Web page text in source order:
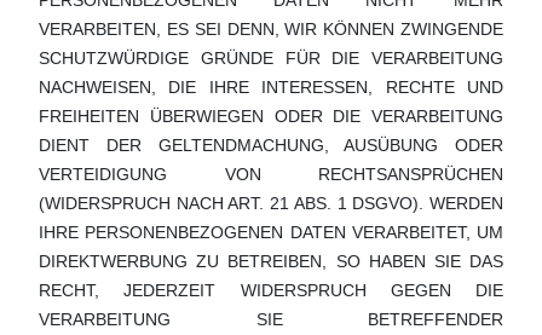
VERARBEITEN, ES SEI DENN, WIR KÖNNEN ZWINGENDE
SCHUTZWÜRDIGE GRÜNDE FÜR DIE VERARBEITUNG
NACHWEISEN, DIE IHRE INTERESSEN, RECHTE UND
FREIHEITEN ÜBERWIEGEN ODER DIE VERARBEITUNG
DIENT DER GELTENDMACHUNG, AUSÜBUNG ODER
VERTEIDIGUNG VON RECHTSANSPRÜCHEN
(WIDERSPRUCH NACH ART. 21 ABS. 1 DSGVO). WERDEN
IHRE PERSONENBEZOGENEN DATEN VERARBEITET, UM
DIREKTWERBUNG ZU BETREIBEN, SO HABEN SIE DAS
RECHT, JEDERZEIT WIDERSPRUCH GEGEN DIE
VERARBEITUNG SIE BETREFFENDER